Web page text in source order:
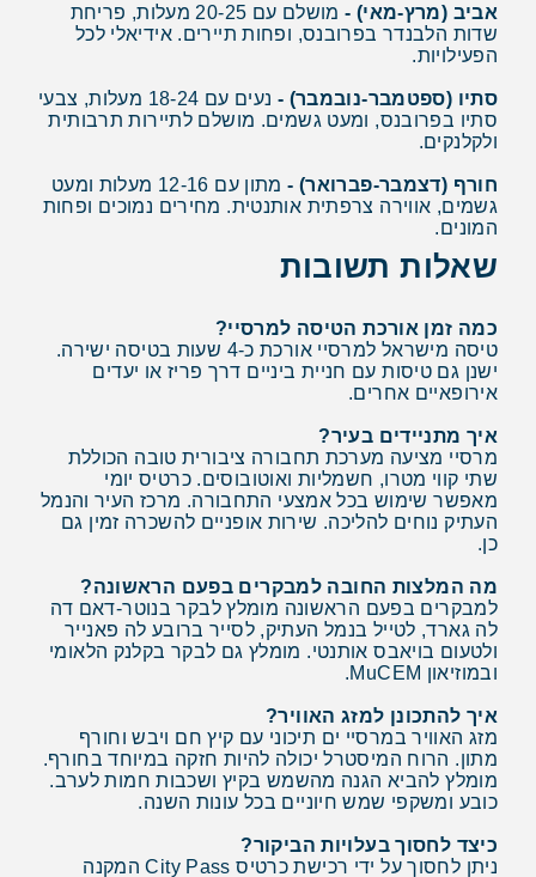
אביב (מרץ-מאי) -
מושלם עם 20-25 מעלות, פריחת
שדות הלבנדר בפרובנס, ופחות תיירים. אידיאלי לכל
הפעילויות.
סתיו (ספטמבר-נובמבר) -
נעים עם 18-24 מעלות, צבעי
סתיו בפרובנס, ומעט גשמים. מושלם לתיירות תרבותית
ולקלנקים.
חורף (דצמבר-פברואר) -
מתון עם 12-16 מעלות ומעט
גשמים, אווירה צרפתית אותנטית. מחירים נמוכים ופחות
המונים.
שאלות תשובות
כמה זמן אורכת הטיסה למרסיי?
טיסה מישראל למרסיי אורכת כ-4 שעות בטיסה ישירה.
ישנן גם טיסות עם חניית ביניים דרך פריז או יעדים
אירופאיים אחרים.
איך מתניידים בעיר?
מרסיי מציעה מערכת תחבורה ציבורית טובה הכוללת
שתי קווי מטרו, חשמליות ואוטובוסים. כרטיס יומי
מאפשר שימוש בכל אמצעי התחבורה. מרכז העיר והנמל
העתיק נוחים להליכה. שירות אופניים להשכרה זמין גם
כן.
מה המלצות החובה למבקרים בפעם הראשונה?
למבקרים בפעם הראשונה מומלץ לבקר בנוטר-דאם דה
לה גארד, לטייל בנמל העתיק, לסייר ברובע לה פאנייר
ולטעום בויאבס אותנטי. מומלץ גם לבקר בקלנק הלאומי
ובמוזיאון MuCEM.
איך להתכונן למזג האוויר?
מזג האוויר במרסיי ים תיכוני עם קיץ חם ויבש וחורף
מתון. הרוח המיסטרל יכולה להיות חזקה במיוחד בחורף.
מומלץ להביא הגנה מהשמש בקיץ ושכבות חמות לערב.
כובע ומשקפי שמש חיוניים בכל עונות השנה.
כיצד לחסוך בעלויות הביקור?
ניתן לחסוך על ידי רכישת כרטיס City Pass המקנה